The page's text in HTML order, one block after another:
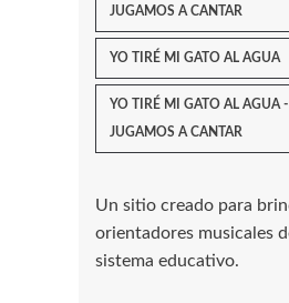
JUGAMOS A CANTAR
YO TIRÉ MI GATO AL AGUA
YO TIRÉ MI GATO AL AGUA
JUGAMOS A CANTAR
Un sitio creado para
orientadores musicales
sistema educativo.